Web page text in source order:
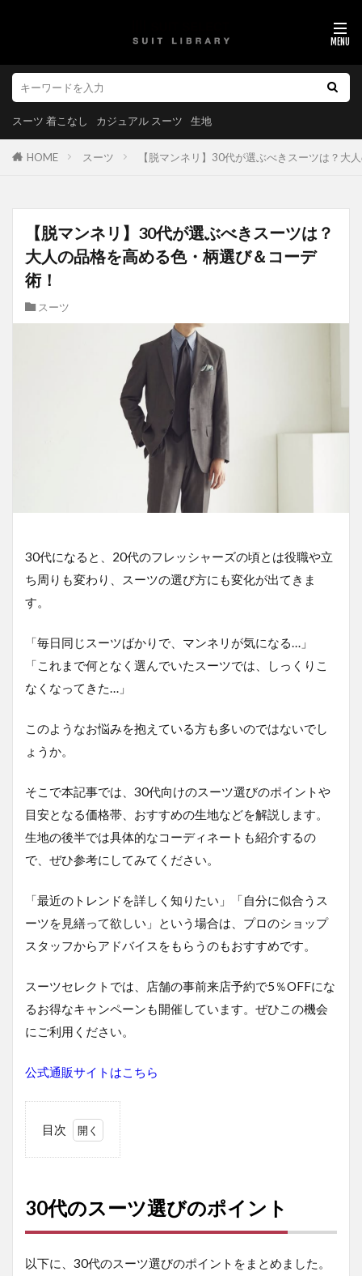
スーツ 着こなし カジュアル スーツ 生地
HOME スーツ 【脱マンネリ】30代が選ぶべきスーツは？大
【脱マンネリ】30代が選ぶべきスーツは？
大人の品格を高める色・柄選び＆コーデ
術！
スーツ
30代になると、20代のフレッシャーズの頃とは役職や立
ち周りも変わり、スーツの選び方にも変化が出てきま
す。
「毎日同じスーツばかりで、マンネリが気になる…」
「これまで何となく選んでいたスーツでは、しっくりこ
なくなってきた…」
このようなお悩みを抱えている方も多いのではないでし
ょうか。
そこで本記事では、30代向けのスーツ選びのポイントや
目安となる価格帯、おすすめの生地などを解説します。
生地の後半では具体的なコーディネートも紹介するの
で、ぜひ参考にしてみてください。
「最近のトレンドを詳しく知りたい」「自分に似合うス
ーツを見繕って欲しい」という場合は、プロのショップ
スタッフからアドバイスをもらうのもおすすめです。
スーツセレクトでは、店舗の事前来店予約で5％OFFにな
るお得なキャンペーンも開催しています。ぜひこの機会
にご利用ください。
公式通販サイトはこちら
目次
の
ス
ー
選
30代のスーツ選びのポイント
以下に、30代のスーツ選びのポイントをまとめました。